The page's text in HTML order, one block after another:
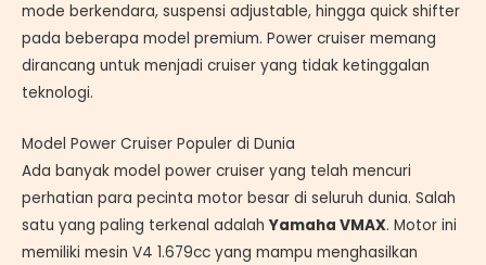
mode berkendara, suspensi adjustable, hingga quick shifter
pada beberapa model premium. Power cruiser memang
dirancang untuk menjadi cruiser yang tidak ketinggalan
teknologi.
Model Power Cruiser Populer di Dunia
Ada banyak model power cruiser yang telah mencuri
perhatian para pecinta motor besar di seluruh dunia. Salah
satu yang paling terkenal adalah Yamaha VMAX. Motor ini
memiliki mesin V4 1.679cc yang mampu menghasilkan